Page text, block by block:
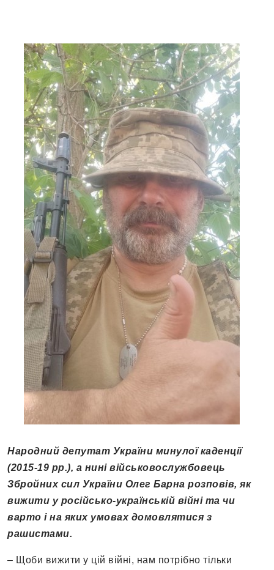
Народний депутат України минулої каденції
(2015-19 рр.), а нині військовослужбовець
Збройних сил України Олег Барна розповів, як
вижити у російсько-українській війні та чи
варто і на яких умовах домовлятися з
рашистами.
– Щоби вижити у цій війні, нам потрібно тільки